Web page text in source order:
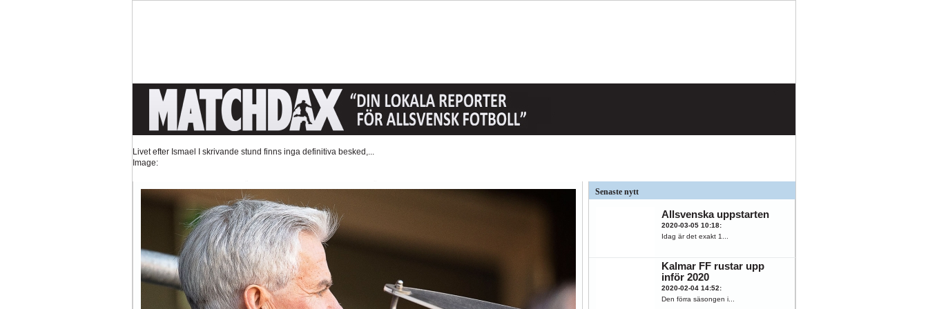
Tankar om KFFs framtid Efter förlusten borta mot AFC Eskilstuna är det...
Image:
Image:
Hur länge orkar Swärdh? Under en längre tid har kritiken mot Kalmar FFs...
Bäst i stan efter sex...Inte för att det kanske har så stor betydelse i...
Senaste nytt
Allsvenska uppstarten
2020-03-05 10:18:
Idag är det exakt 1...
Kalmar FF rustar upp
inför 2020
2020-02-04 14:52:
Den förra säsongen i...